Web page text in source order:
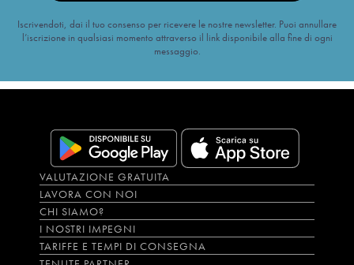
Iscrivendoti, dai il tuo consenso per ricevere le nostre newsletter. Puoi annullare
l’iscrizione in qualsiasi momento attraverso il link disponibile alla fine di ogni
messaggio.
VALUTAZIONE GRATUITA
LAVORA CON NOI
CHI SIAMO?
I NOSTRI IMPEGNI
TARIFFE E TEMPI DI CONSEGNA